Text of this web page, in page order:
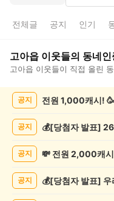
전체글 공지 인기
고아읍 이웃들의 동네
고아읍 이웃들이 직접 올린
공지 전원 1,000캐시!
공지
공지
공지